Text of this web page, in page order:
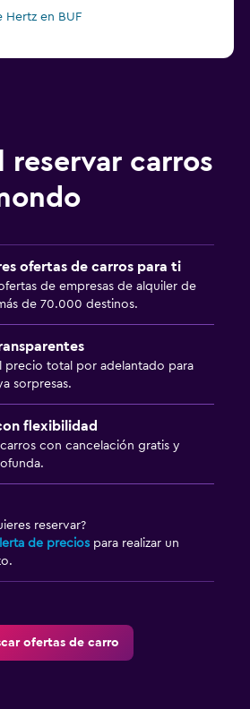
Hertz en BUF
reservar carros
ofertas de carros para ti
de empresas de alquiler de
de 70.000 destinos.
precio total por adelantado para
sorpresas.
flexibilidad
con cancelación gratis y
reservar?
de precios para realizar un
ofertas de carro